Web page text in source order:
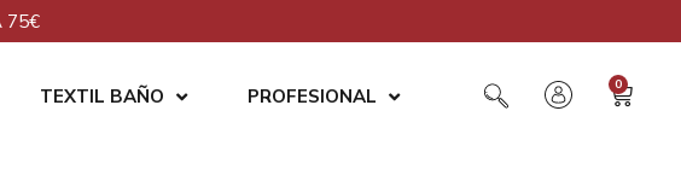
75€
TEXTIL BAÑO PROFESIONAL
0